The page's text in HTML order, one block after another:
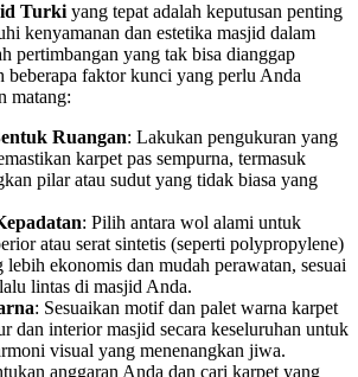
Turki yang tepat adalah keputusan penting
kenyamanan dan estetika masjid dalam
pertimbangan yang tak bisa dianggap
beberapa faktor kunci yang perlu Anda
matang:
Ruangan: Lakukan pengukuran yang
karpet pas sempurna, termasuk
pilar atau sudut yang tidak biasa yang
: Pilih antara wol alami untuk
atau serat sintetis (seperti polypropylene)
ekonomis dan mudah perawatan, sesuai
lintas di masjid Anda.
: Sesuaikan motif dan palet warna karpet
dan interior masjid secara keseluruhan untuk
visual yang menenangkan jiwa.
anggaran Anda dan cari karpet yang